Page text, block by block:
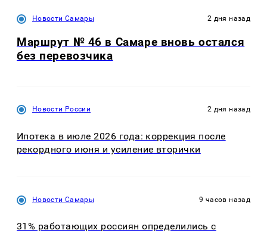
Новости Самары 2 дня назад
Маршрут № 46 в Самаре вновь остался
без перевозчика
Новости России 2 дня назад
Ипотека в июле 2026 года: коррекция после
рекордного июня и усиление вторички
Новости Самары 9 часов назад
31% работающих россиян определились с